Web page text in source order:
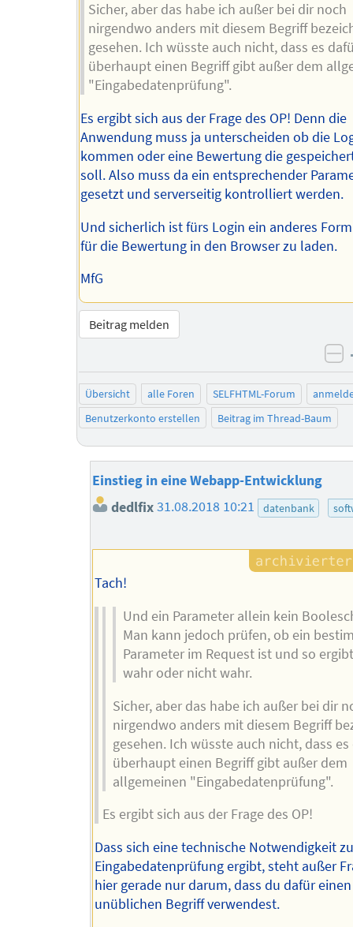
Sicher, aber das habe ich außer bei dir noch
nirgendwo anders mit diesem Begriff
gesehen. Ich wüsste auch nicht, dass es
überhaupt einen Begriff gibt außer dem
"Eingabedatenprüfung".
Es ergibt sich aus der Frage des OP! Denn die
Anwendung muss ja unterscheiden ob die
kommen oder eine Bewertung die
soll. Also muss da ein entsprechender
gesetzt und serverseitig kontrolliert werden.
Und sicherlich ist fürs Login ein anderes
für die Bewertung in den Browser zu laden.
MfG
Beitrag melden
Übersicht alle Foren SELFHTML-Forum
Benutzerkonto erstellen
Beitrag im Thread-Baum
Einstieg in eine Webapp-Entwicklung
dedlfix31.08.2018 10:21 datenbank
Tach!
Und ein Parameter allein kein
Man kann jedoch prüfen, ob ein
Parameter im Request ist und so
wahr oder nicht wahr.
Sicher, aber das habe ich außer bei dir
nirgendwo anders mit diesem Begriff
gesehen. Ich wüsste auch nicht, dass
überhaupt einen Begriff gibt außer dem
allgemeinen "Eingabedatenprüfung".
Es ergibt sich aus der Frage des OP!
Dass sich eine technische Notwendigkeit
Eingabedatenprüfung ergibt, steht außer
hier gerade nur darum, dass du dafür einen
unüblichen Begriff verwendest.